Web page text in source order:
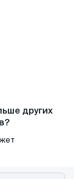
других